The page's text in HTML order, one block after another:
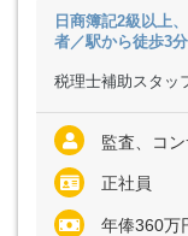
日商簿記2級以上
者／駅から徒歩3
税理士補助スタッ
監査、コ
正社員
年俸360万円～700万円 （想定月収：30万円